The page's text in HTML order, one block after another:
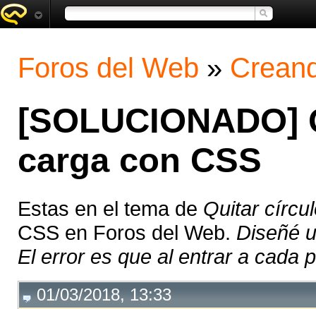
Foros del Web »
carga con CSS
Estas en el tema de Quitar
CSS en Foros del Web. Diseñé
El error es que al entrar a cada
01/03/2018, 13:33